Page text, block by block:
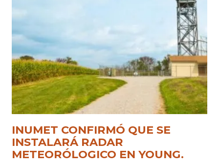
INUMET CONFIRMÓ QUE SE
INSTALARÁ RADAR
METEORÓLOGICO EN YOUNG.